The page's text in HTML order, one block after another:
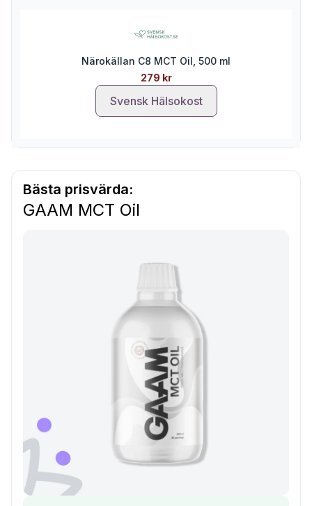
Närokällan C8 MCT Oil, 500 ml
279 kr
Svensk Hälsokost
Bästa prisvärda:
GAAM MCT Oil